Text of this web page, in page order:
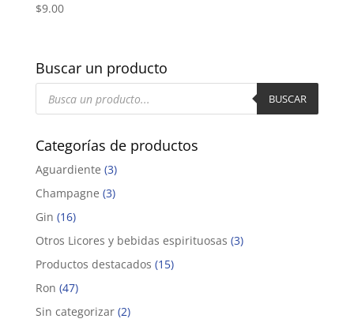
$9.00
Buscar un producto
Búsqueda
productos
BUSCAR
Categorías de productos
Aguardiente (3)
Champagne (3)
Gin (16)
Otros Licores y bebidas espirituosas (3)
Productos destacados (15)
Ron (47)
Sin categorizar (2)